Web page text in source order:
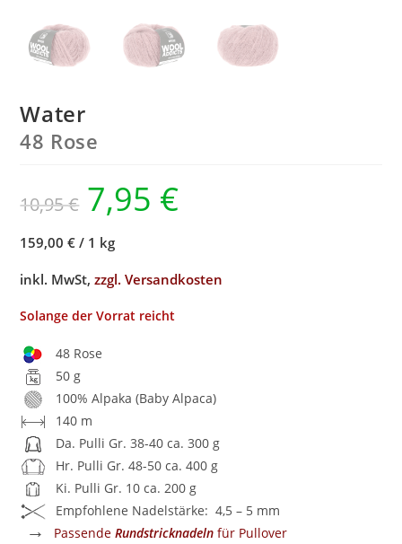
Water
48 Rose
10,95€ 7,95 €
159,00 € / 1 kg
inkl. MwSt,zzgl. Versandkosten
Solange der Vorrat reicht
48 Rose
50 g
100% Alpaka (Baby Alpaca)
140 m
Da. Pulli Gr. 38-40 ca. 300 g
Hr. Pulli Gr. 48-50 ca. 400 g
Ki. Pulli Gr. 10 ca. 200 g
Empfohlene Nadelstärke: 4,5 – 5 mm
→ PassendeRundstricknadeln für Pullover